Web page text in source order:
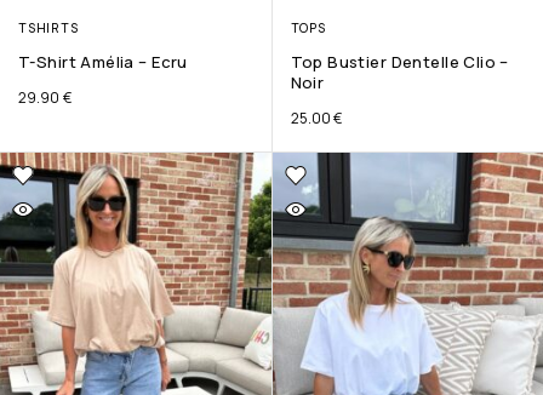
TSHIRTS
T-Shirt Amélia – Ecru
29.90 €
TOPS
Top Bustier Dentelle Clio –
Noir
25.00€